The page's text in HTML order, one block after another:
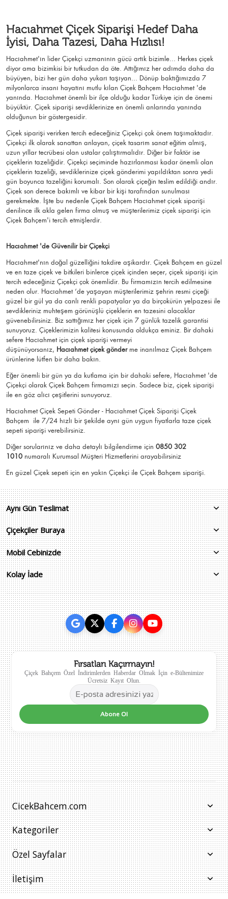
Hacıahmet Çiçek Siparişi Hedef Daha
İyisi, Daha Tazesi, Daha Hızlısı!
Hacıahmet'ın lider Çiçekçi uzmanının gücü artık bizimle... Herkes çiçek
diyor ama bizimkisi bir tutkudan da öte. Attığımız her adımda daha da
büyüyen, bizi her gün daha yukarı taşıyan... Dönüp baktığımızda 7
milyonlarca insanı hayatını mutlu kılan Çiçek Bahçem Hacıahmet 'de
yanında. Hacıahmet önemli bir ilçe olduğu kadar Türkiye için de önemi
büyüktür. Çiçek siparişi sevdiklerinize en önemli anlarında yanında
olduğunun bir göstergesidir.
Çiçek siparişi verirken tercih edeceğiniz Çiçekçi çok önem taşımaktadır.
Çiçekçi ilk olarak sanattan anlayan, çiçek tasarım sanat eğitim almış,
uzun yıllar tecrübesi olan ustalar çalıştırmalıdır. Diğer bir faktör ise
çiçeklerin tazeliğidir. Çiçekçi seçiminde hazırlanması kadar önemli olan
çiçeklerin tazeliği, sevdiklerinize çiçek gönderimi yapıldıktan sonra yedi
gün boyunca tazeliğini korumalı. Son olarak çiçeğin teslim edildiği andır.
Çiçek son derece bakımlı ve kibar bir kişi tarafından sunulması
gerekmekte. İşte bu nedenle Çiçek Bahçem Hacıahmet çiçek siparişi
denilince ilk akla gelen firma olmuş ve müşterilerimiz çiçek siparişi için
Çiçek Bahçem'i tercih etmişlerdir.
Hacıahmet 'de Güvenilir bir Çiçekçi
Hacıahmet'nın doğal güzelliğini takdire aşikardır. Çiçek Bahçem en güzel
ve en taze çiçek ve bitkileri binlerce çiçek içinden seçer, çiçek siparişi için
tercih edeceğiniz Çiçekçi çok önemlidir. Bu firmamızın tercih edilmesine
neden olur. Hacıahmet ‘de yaşayan müşterilerimiz şehrin resmi çiçeği
güzel bir gül ya da canlı renkli papatyalar ya da birçokürün yelpazesi ile
sevdikleriniz muhteşem görünüşlü çiçeklerin en tazesini alacaklar
güvenebilirsiniz. Biz sattığımız her çiçek için 7 günlük tazelik garantisi
sunuyoruz. Çiçeklerimizin kalitesi konusunda oldukça eminiz. Bir dahaki
sefere Hacıahmet için çiçek siparişi vermeyi
düşünüyorsanız, Hacıahmet çiçek gönderme inanılmaz Çiçek Bahçem
ürünlerine lütfen bir daha bakın.
Eğer önemli bir gün ya da kutlama için bir dahaki sefere, Hacıahmet 'de
Çiçekçi olarak Çiçek Bahçem firmamızı seçin. Sadece biz, çiçek siparişi
ile en göz alıcı çeşitlerini sunuyoruz.
Hacıahmet Çiçek Sepeti Gönder - Hacıahmet Çiçek Siparişi Çiçek
Bahçem ile 7/24 hızlı bir şekilde aynı gün uygun fiyatlarla taze çiçek
sepeti siparişi verebilirsiniz.
Diğer sorularınız ve daha detaylı bilgilendirme için 0850 302
1010 numaralı Kurumsal Müşteri Hizmetlerini arayabilirsiniz
En güzel Çiçek sepeti için en yakın Çiçekçi ile Çiçek Bahçem siparişi.
Aynı Gün Teslimat
Çiçekçiler Buraya
Mobil Cebinizde
Kolay İade
Fırsatları Kaçırmayın!
Çiçek Bahçem Özel İndirimlerden Haberdar Olmak İçin e-Bültenimize
Ücretsiz Kayıt Olun.
Abone Ol
CicekBahcem.com
Kategoriler
Özel Sayfalar
İletişim